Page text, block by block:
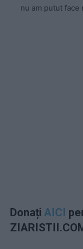
nu am putut face
Donați AICI